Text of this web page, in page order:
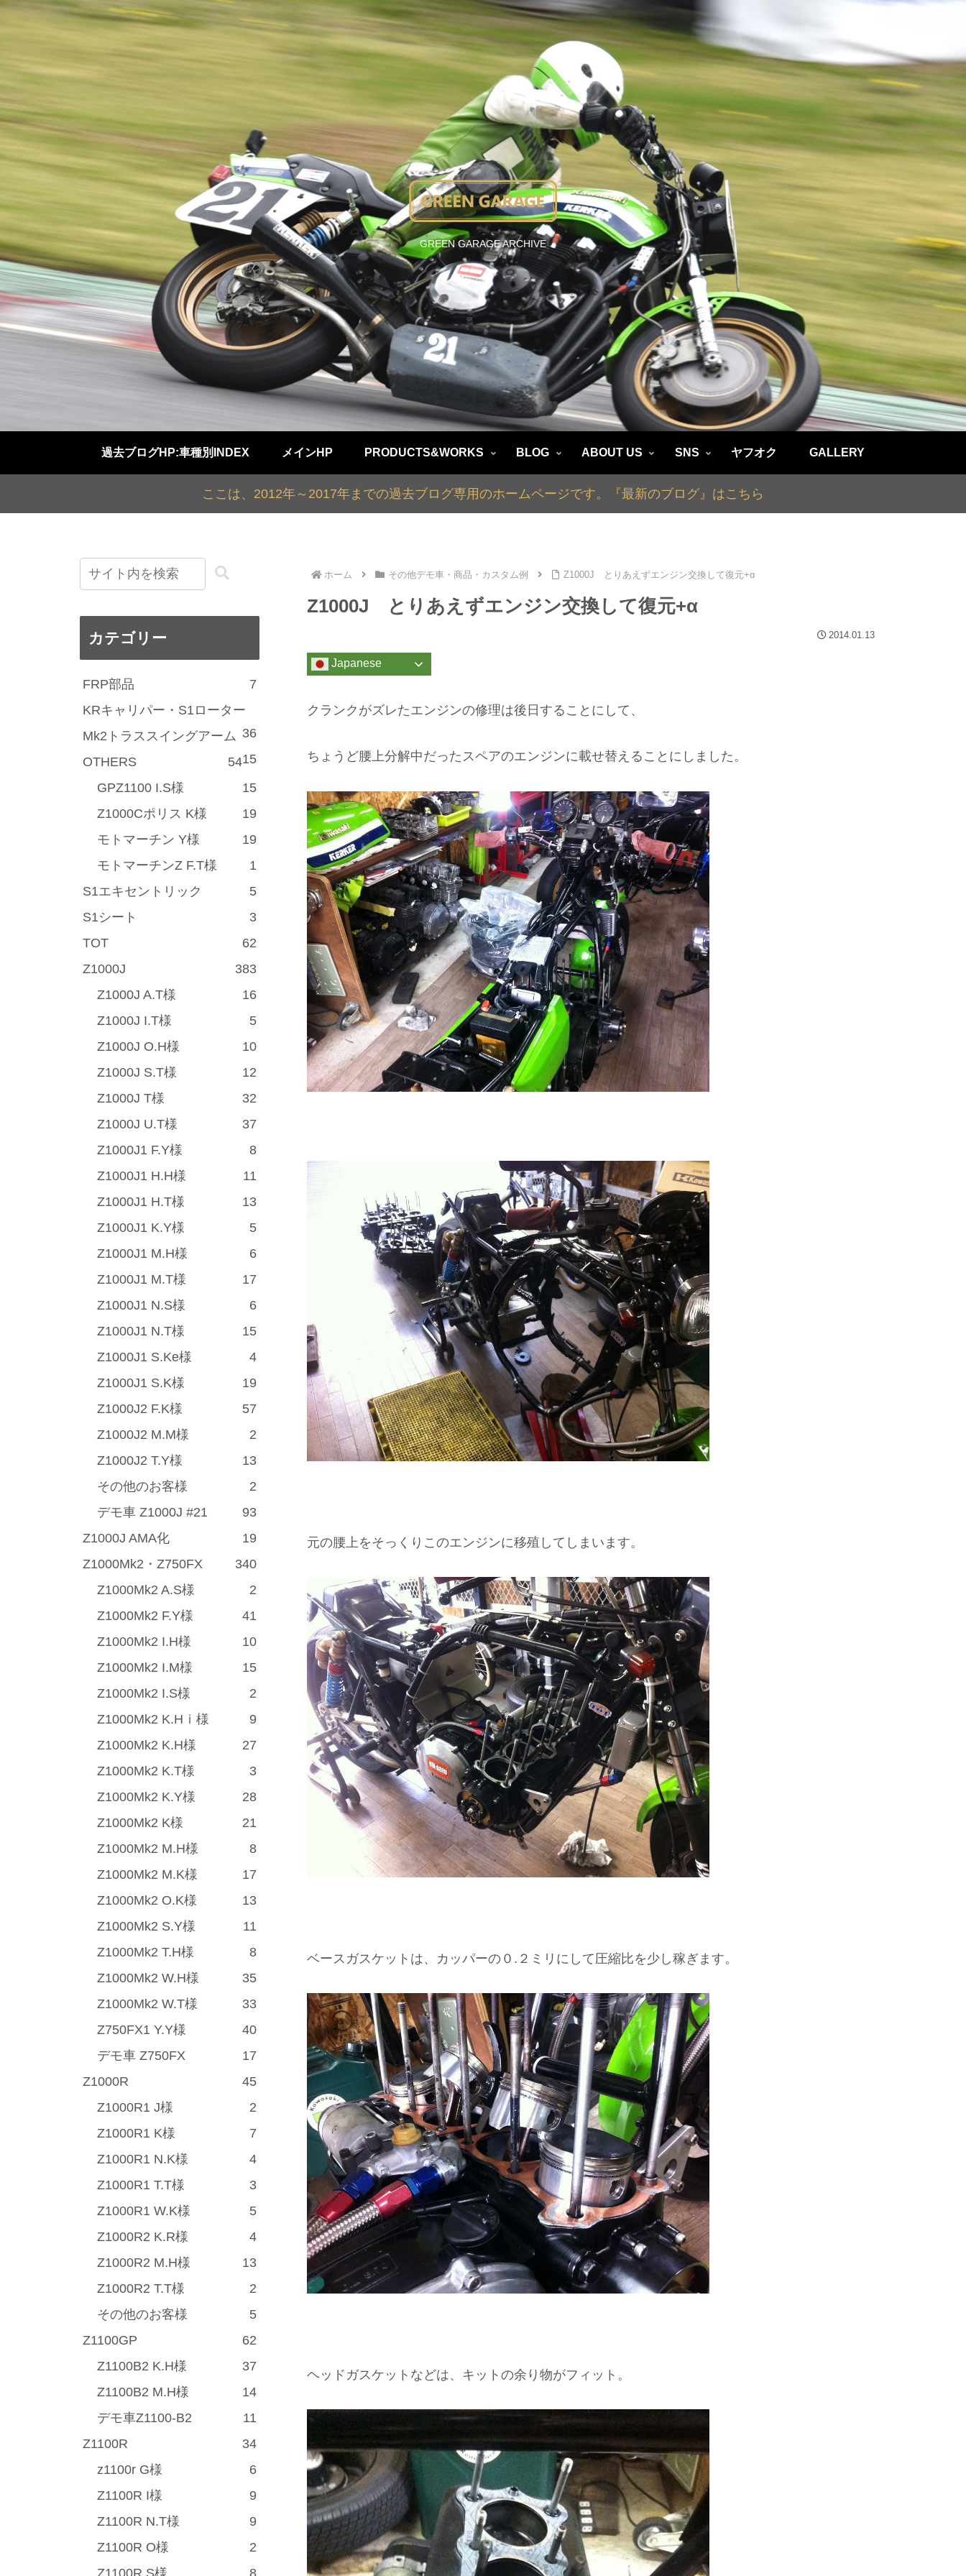
GREEN GARAGE ARCHIVE
過去ブログHP:車種別INDEX メインHP PRODUCTS&WORKS BLOG ABOUT US SNS ヤフオク GALLERY
ここは、2012年～2017年までの過去ブログ専用のホームページです。『最新のブログ』はこちら
ホーム その他デモ車・商品・カスタム例 Z1000J とりあえずエンジン交換して復元+α
Z1000J とりあえずエンジン交換して復元+α
2014.01.13
Japanese
クランクがズレたエンジンの修理は後日することにして、
ちょうど腰上分解中だったスペアのエンジンに載せ替えることにしました。
元の腰上をそっくりこのエンジンに移殖してしまいます。
ベースガスケットは、カッパーの０.２ミリにして圧縮比を少し稼ぎます。
ヘッドガスケットなどは、キットの余り物がフィット。
カテゴリー
FRP部品
7
KRキャリパー・S1ローター
36
Mk2トラススイングアーム
15
OTHERS
54
GPZ1100 I.S様
15
Z1000Cポリス K様
19
モトマーチン Y様
19
モトマーチンZ F.T様
1
S1エキセントリック
5
S1シート
3
TOT
62
Z1000J
383
Z1000J A.T様
16
Z1000J I.T様
5
Z1000J O.H様
10
Z1000J S.T様
12
Z1000J T様
32
Z1000J U.T様
37
Z1000J1 F.Y様
8
Z1000J1 H.H様
11
Z1000J1 H.T様
13
Z1000J1 K.Y様
5
Z1000J1 M.H様
6
Z1000J1 M.T様
17
Z1000J1 N.S様
6
Z1000J1 N.T様
15
Z1000J1 S.Ke様
4
Z1000J1 S.K様
19
Z1000J2 F.K様
57
Z1000J2 M.M様
2
Z1000J2 T.Y様
13
その他のお客様
2
デモ車 Z1000J #21
93
Z1000J AMA化
19
Z1000Mk2・Z750FX
340
Z1000Mk2 A.S様
2
Z1000Mk2 F.Y様
41
Z1000Mk2 I.H様
10
Z1000Mk2 I.M様
15
Z1000Mk2 I.S様
2
Z1000Mk2 K.Hｉ様
9
Z1000Mk2 K.H様
27
Z1000Mk2 K.T様
3
Z1000Mk2 K.Y様
28
Z1000Mk2 K様
21
Z1000Mk2 M.H様
8
Z1000Mk2 M.K様
17
Z1000Mk2 O.K様
13
Z1000Mk2 S.Y様
11
Z1000Mk2 T.H様
8
Z1000Mk2 W.H様
35
Z1000Mk2 W.T様
33
Z750FX1 Y.Y様
40
デモ車 Z750FX
17
Z1000R
45
Z1000R1 J様
2
Z1000R1 K様
7
Z1000R1 N.K様
4
Z1000R1 T.T様
3
Z1000R1 W.K様
5
Z1000R2 K.R様
4
Z1000R2 M.H様
13
Z1000R2 T.T様
2
その他のお客様
5
Z1100GP
62
Z1100B2 K.H様
37
Z1100B2 M.H様
14
デモ車Z1100-B2
11
Z1100R
34
z1100r G様
6
Z1100R I様
9
Z1100R N.T様
9
Z1100R O様
2
Z1100R S様
8